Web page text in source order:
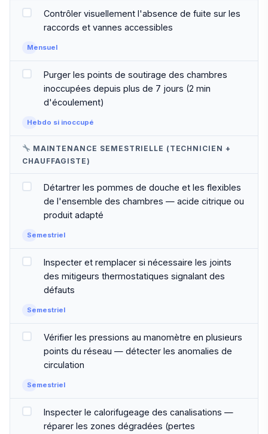
Contrôler visuellement l'absence de fuite sur les
raccords et vannes accessibles
Mensuel
Purger les points de soutirage des chambres
inoccupées depuis plus de 7 jours (2 min
d'écoulement)
Hebdo si inoccupé
MAINTENANCE SEMESTRIELLE (TECHNICIEN +
CHAUFFAGISTE)
Détartrer les pommes de douche et les flexibles
de l'ensemble des chambres — acide citrique ou
produit adapté
Semestriel
Inspecter et remplacer si nécessaire les joints
des mitigeurs thermostatiques signalant des
défauts
Semestriel
Vérifier les pressions au manomètre en plusieurs
points du réseau — détecter les anomalies de
circulation
Semestriel
Inspecter le calorifugeage des canalisations —
réparer les zones dégradées (pertes